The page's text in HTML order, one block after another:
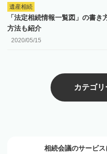
遺産相続
「法定相続情報一覧図」の書
方法も紹介
2020/05/15
カテゴ
相続会議のサービ